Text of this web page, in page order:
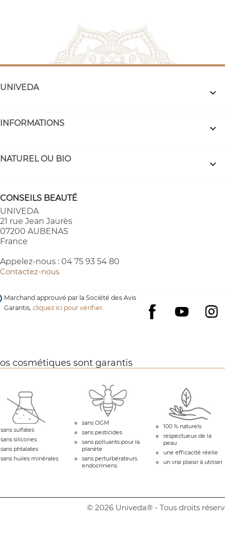
UNIVEDA 
INFORMATIONS 
NATUREL OU BIO 
CONSEILS BEAUTÉ
UNIVEDA
21 rue Jean Jaurès
07200 AUBENAS
France
Appelez-nous : 04 75 93 54 80
Contactez-nous
Facebook
YouTube
Marchand approuvé par la Société des Avis
Garantis,cliquez ici pour vérifier.
cosmétiques sont garantis
sans sulfates
sans silicones
sans phtalates
sans huiles minérales
sans OGM
sans pesticides
sans polluants pour la
planète
sans perturbérateurs
endocriniens
100 % naturels
respectueux de la
peau
une efficacité réelle
un vrai plaisir à utiliser
© 2026 Univeda® - Tous droits